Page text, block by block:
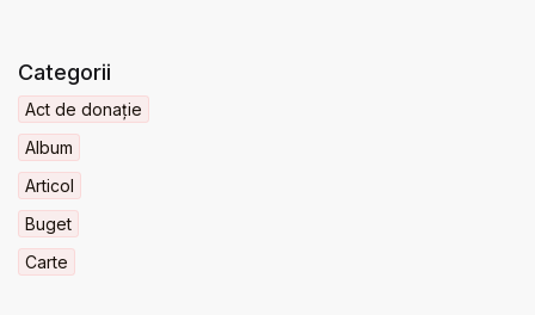
Categorii
Act de donație
Album
Articol
Buget
Carte